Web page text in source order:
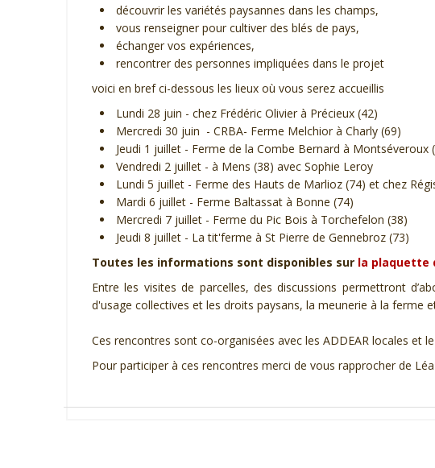
découvrir les variétés paysannes dans les champs,
vous renseigner pour cultiver des blés de pays,
échanger vos expériences,
rencontrer des personnes impliquées dans le projet
voici en bref ci-dessous les lieux où vous serez accueillis
Lundi 28 juin - chez Frédéric Olivier à Précieux (42)
Mercredi 30 juin - CRBA- Ferme Melchior à Charly (69)
Jeudi 1 juillet - Ferme de la Combe Bernard à Montséveroux
Vendredi 2 juillet - à Mens (38) avec Sophie Leroy
Lundi 5 juillet - Ferme des Hauts de Marlioz (74) et chez
Mardi 6 juillet - Ferme Baltassat à Bonne (74)
Mercredi 7 juillet - Ferme du Pic Bois à Torchefelon (38)
Jeudi 8 juillet - La tit'ferme à St Pierre de Gennebroz (73)
Toutes les informations sont disponibles sur la plaquette
Entre les visites de parcelles, des discussions permettront
d'usage collectives et les droits paysans, la meunerie à la ferme
Ces rencontres sont co-organisées avec les ADDEAR locales et le
Pour participer à ces rencontres merci de vous rapprocher de Léa